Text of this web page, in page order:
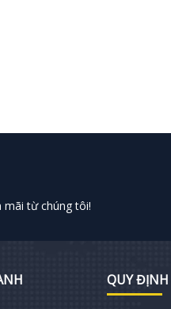
mãi từ chúng tôi!
QUY ĐỊNH